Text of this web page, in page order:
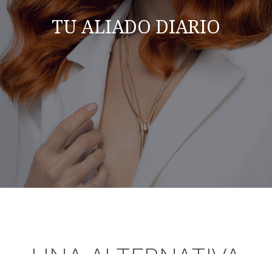
TU ALIADO DIARIO